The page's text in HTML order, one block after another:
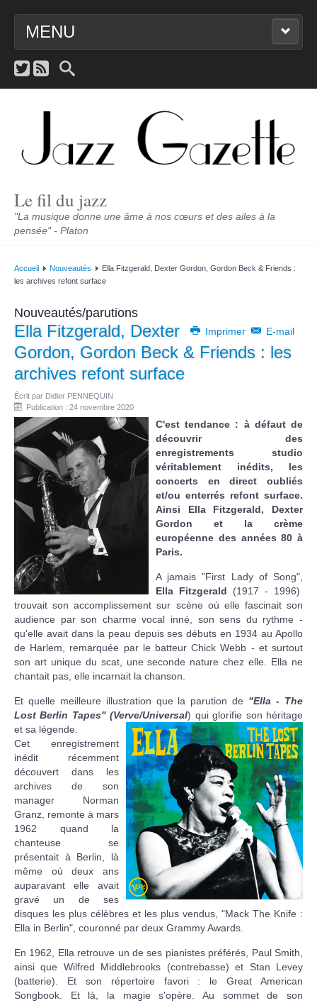
MENU
ACCUEIL
JAZZENDA
PORTRAITS
CONTACT
Le fil du jazz
"La musique donne une âme à nos cœurs et des ailes à la
pensée" - Platon
Accueil Nouveautés
Ella Fitzgerald, Dexter Gordon, Gordon Beck & Friends :
les archives refont surface
Nouveautés/parutions
Imprimer E-mail
Ella Fitzgerald, Dexter
Gordon, Gordon Beck & Friends : les
archives refont surface
Écrit par Didier PENNEQUIN
Publication : 24 novembre 2020
C'est tendance : à défaut de
découvrir des
enregistrements studio
véritablement inédits, les
concerts en direct oubliés
et/ou enterrés refont surface.
Ainsi Ella Fitzgerald, Dexter
Gordon et la crème
européenne des années 80 à
Paris.
A jamais "First Lady of Song",
Ella Fitzgerald (1917 - 1996)
trouvait son accomplissement sur scène où elle fascinait son
audience par son charme vocal inné, son sens du rythme -
qu'elle avait dans la peau depuis ses débuts en 1934 au Apollo
de Harlem, remarquée par le batteur Chick Webb - et surtout
son art unique du scat, une seconde nature chez elle. Ella ne
chantait pas, elle incarnait la chanson.
Et quelle meilleure illustration que la parution de "Ella - The
Lost Berlin Tapes" (Verve/Universal) qui glorifie son héritage
et sa légende.
Cet enregistrement
inédit récemment
découvert dans les
archives de son
manager Norman
Granz, remonte à mars
1962 quand la
chanteuse se
présentait à Berlin, là
même où deux ans
auparavant elle avait
gravé un de ses
disques les plus célèbres et les plus vendus, "Mack The Knife :
Ella in Berlin", couronné par deux Grammy Awards.
En 1962, Ella retrouve un de ses pianistes préférés, Paul Smith,
ainsi que Wilfred Middlebrooks (contrebasse) et Stan Levey
(batterie). Et son répertoire favori : le Great American
Songbook. Et là, la magie s'opère. Au sommet de son